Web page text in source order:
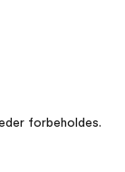
forbeholdes.